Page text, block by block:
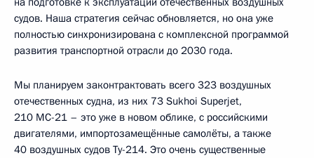
судов. Наша стратегия сейчас обновляется, но она уже
полностью синхронизирована с комплексной программой
развития транспортной отрасли до 2030 года.
Мы планируем законтрактовать всего 323 воздушных
отечественных судна, из них 73 Sukhoi Superjet,
210 МС-21 – это уже в новом облике, с российскими
двигателями, импортозамещённые самолёты, а также
40 воздушных судов Ту-214. Это очень существенные